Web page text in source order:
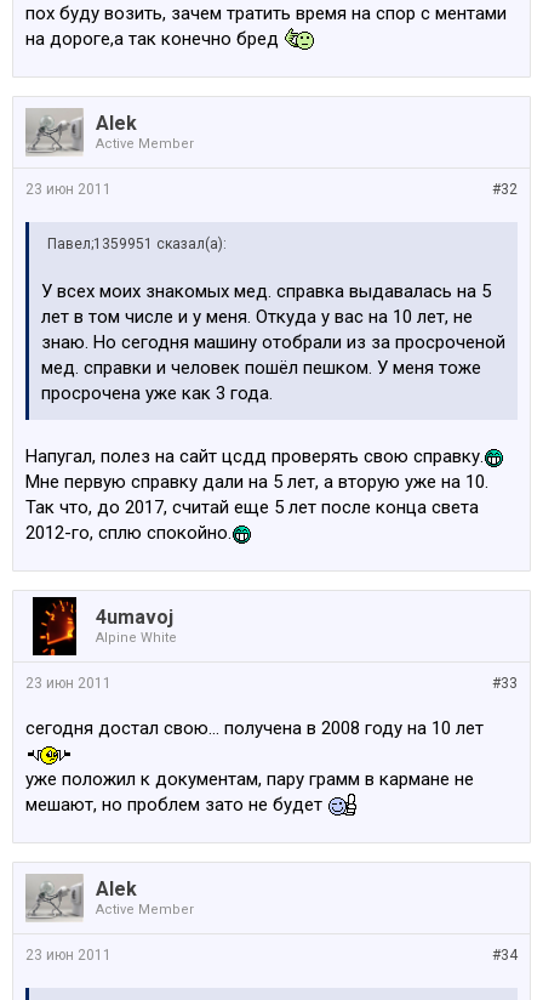
пох буду возить, зачем тратить время на спор с ментами
на дороге,а так конечно бред
Alek
Active Member
#32
23 июн 2011
Павел;1359951 сказал(а):
У всех моих знакомых мед. справка выдавалась на 5
лет в том числе и у меня. Откуда у вас на 10 лет, не
знаю. Но сегодня машину отобрали из за просроченой
мед. справки и человек пошёл пешком. У меня тоже
просрочена уже как 3 года.
Напугал, полез на сайт цсдд проверять свою справку.
Мне первую справку дали на 5 лет, а вторую уже на 10.
Так что, до 2017, считай еще 5 лет после конца света
2012-го, сплю спокойно.
4umavoj
Alpine White
#33
23 июн 2011
сегодня достал свою... получена в 2008 году на 10 лет
уже положил к документам, пару грамм в кармане не
мешают, но проблем зато не будет
Alek
Active Member
#34
23 июн 2011